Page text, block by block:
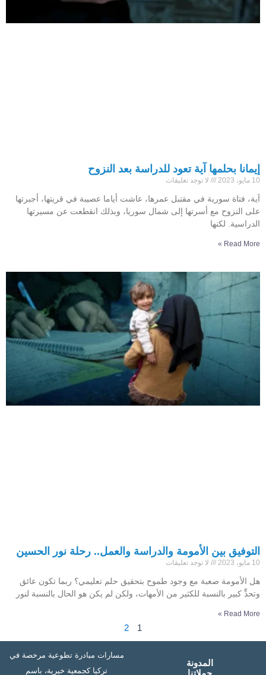
إيمانا بحلمها آية تعود للدراسة بعد النزوح
10 مايو، 2023 لا توجد تعليقات
آية، فتاة سورية في مقتبل عمرها، عاشت أياما عصيبة في قريتها، أجبرتها
على النزوح مع أسرتها إلى شمال سوريا، وبذلك انقطعت عن مسيرتها
الدراسية. لكنها
Read More »
التوفيق بين الأمومة والدراسة والعمل.. رحلة نور الحسين
10 مايو، 2023 لا توجد تعليقات
هل الأمومة صعبة مع وجود طموح بتحقيق حلم تعليمي؟ ربما تكون عائق
وتحدٍّ كبير بالنسبة للكثير من الأمهات، ولكن لم يكن هو الحال بالنسبة لنور
Read More »
1
2
المدونة
مسارات مبادرة تطوعية مرخصة في
تركيا كجمعية خيرية، باسم